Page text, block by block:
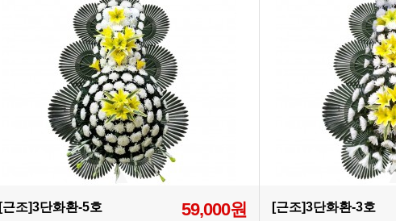
[근조]3단화환-5호 59,000원 [근조]3단화환-3호